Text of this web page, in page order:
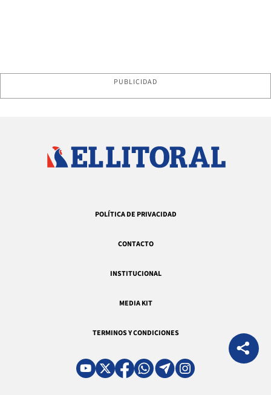
PUBLICIDAD
POLÍTICA DE PRIVACIDAD
CONTACTO
INSTITUCIONAL
MEDIA KIT
TERMINOS Y CONDICIONES